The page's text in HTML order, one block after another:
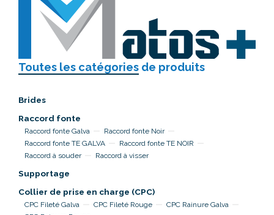
Toutes les catégories de produits
Brides
Raccord fonte
Raccord fonte Galva
Raccord fonte Noir
Raccord fonte TE GALVA
Raccord fonte TE NOIR
Raccord à souder
Raccord à visser
Supportage
Collier de prise en charge (CPC)
CPC Fileté Galva CPC Fileté Rouge
CPC Rainure Galva